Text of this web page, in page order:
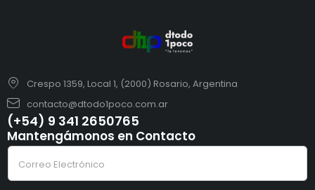
Crespo 1359, Local 1, (2000) Rosario, Argentina
contacto@dtodo1poco.com.ar
(+54) 9 341 2650765
Mantengámonos en Contacto
C
o
r
C